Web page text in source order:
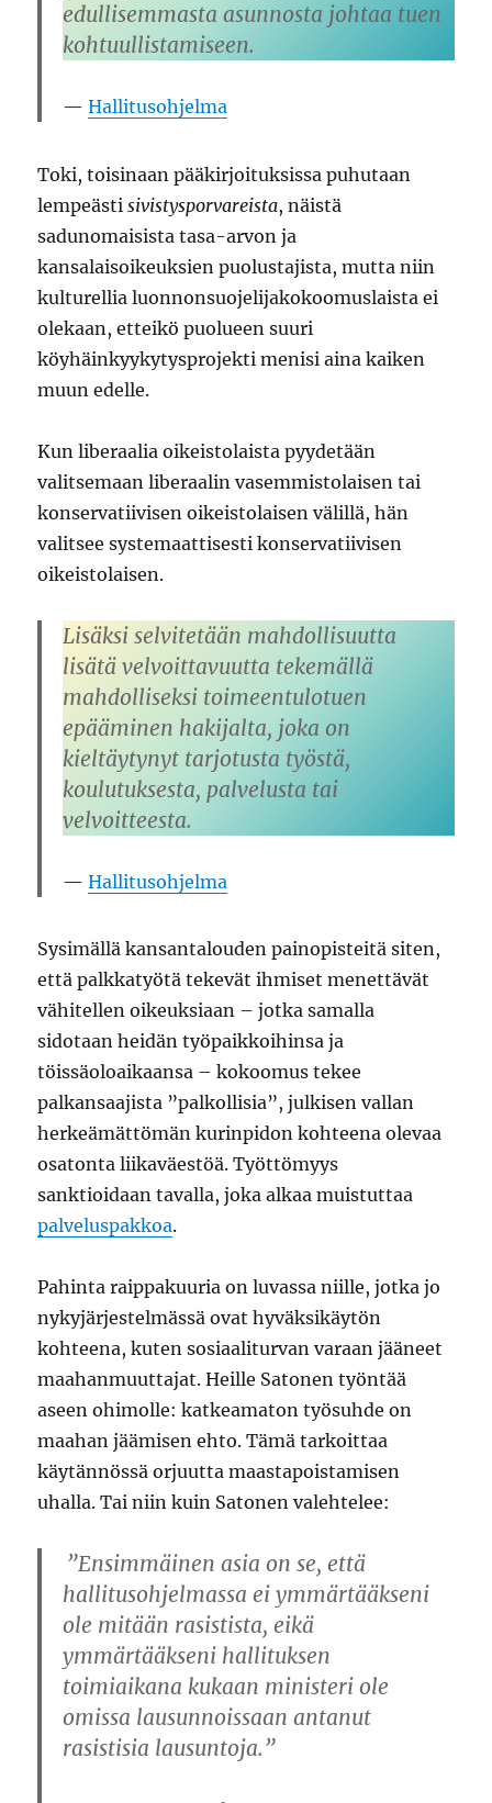
edullisemmasta asunnosta johtaa tuen
kohtuullistamiseen.
Hallitusohjelma
Toki, toisinaan pääkirjoituksissa puhutaan
lempeästisivistysporvareista, näistä
sadunomaisista tasa-arvon ja
kansalaisoikeuksien puolustajista, mutta niin
kulturellia luonnonsuojelijakokoomuslaista ei
olekaan, etteikö puolueen suuri
köyhäinkyykytysprojekti menisi aina kaiken
muun edelle.
Kun liberaalia oikeistolaista pyydetään
valitsemaan liberaalin vasemmistolaisen tai
konservatiivisen oikeistolaisen välillä, hän
valitsee systemaattisesti konservatiivisen
oikeistolaisen.
Lisäksi selvitetään mahdollisuutta
lisätä velvoittavuutta tekemällä
mahdolliseksi toimeentulotuen
epääminen hakijalta, joka on
kieltäytynyt tarjotusta työstä,
koulutuksesta, palvelusta tai
velvoitteesta.
Hallitusohjelma
Sysimällä kansantalouden painopisteitä siten,
että palkkatyötä tekevät ihmiset menettävät
vähitellen oikeuksiaan – jotka samalla
sidotaan heidän työpaikkoihinsa ja
töissäoloaikaansa – kokoomus tekee
palkansaajista ”palkollisia”, julkisen vallan
herkeämättömän kurinpidon kohteena olevaa
osatonta liikaväestöä. Työttömyys
sanktioidaan tavalla, joka alkaa muistuttaa
palveluspakkoa.
Pahinta raippakuuria on luvassa niille, jotka jo
nykyjärjestelmässä ovat hyväksikäytön
kohteena, kuten sosiaaliturvan varaan jääneet
maahanmuuttajat. Heille Satonen työntää
aseen ohimolle: katkeamaton työsuhde on
maahan jäämisen ehto. Tämä tarkoittaa
käytännössä orjuutta maastapoistamisen
uhalla. Tai niin kuin Satonen valehtelee:
”Ensimmäinen asia on se, että
hallitusohjelmassa ei ymmärtääkseni
ole mitään rasistista, eikä
ymmärtääkseni hallituksen
toimiaikana kukaan ministeri ole
omissa lausunnoissaan antanut
rasistisia lausuntoja.”